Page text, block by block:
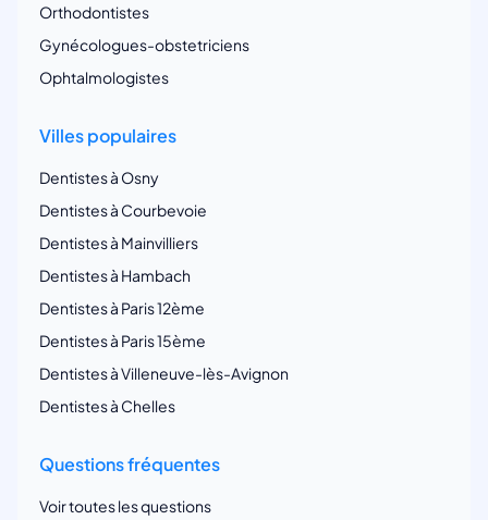
Orthodontistes
Gynécologues-obstetriciens
Ophtalmologistes
Villes populaires
Dentistes à Osny
Dentistes à Courbevoie
Dentistes à Mainvilliers
Dentistes à Hambach
Dentistes à Paris 12ème
Dentistes à Paris 15ème
Dentistes à Villeneuve-lès-Avignon
Dentistes à Chelles
Questions fréquentes
Voir toutes les questions